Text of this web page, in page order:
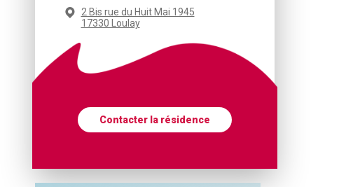
2 Bis rue du Huit Mai 1945
17330 Loulay
Contacter la résidence